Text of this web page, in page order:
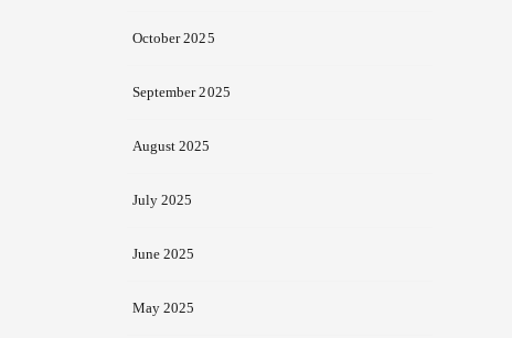
October 2025
September 2025
August 2025
July 2025
June 2025
May 2025